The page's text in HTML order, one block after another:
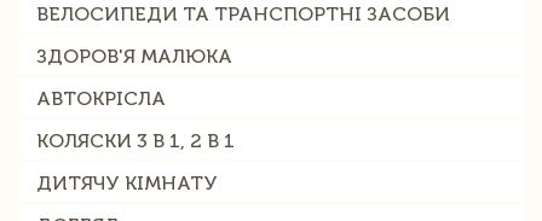
ВЕЛОСИПЕДИ ТА ТРАНСПОРТНІ ЗАСОБИ
ЗДОРОВ'Я МАЛЮКА
АВТОКРІСЛА
КОЛЯСКИ 3 В 1, 2 В 1
ДИТЯЧУ КІМНАТУ